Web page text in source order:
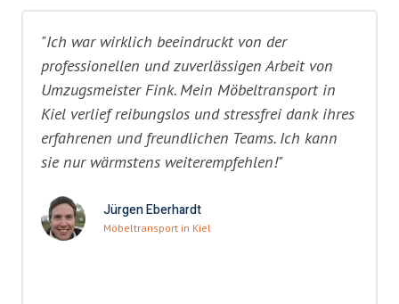
"Ich war wirklich beeindruckt von der
professionellen und zuverlässigen Arbeit von
Umzugsmeister Fink. Mein Möbeltransport in
Kiel verlief reibungslos und stressfrei dank ihres
erfahrenen und freundlichen Teams. Ich kann
sie nur wärmstens weiterempfehlen!"
Jürgen Eberhardt
Möbeltransport in Kiel